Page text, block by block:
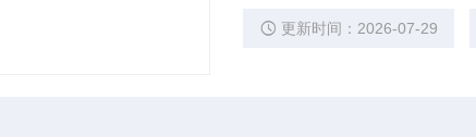
更新时间：2026-07-29